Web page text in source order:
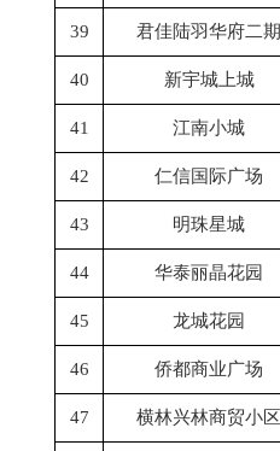
39 君佳陆羽华府二期
40 新宇城上城
41 江南小城
42 仁信国际广场
43 明珠星城
44 华泰丽晶花园
45 龙城花园
46 侨都商业广场
47 横林兴林商贸小区